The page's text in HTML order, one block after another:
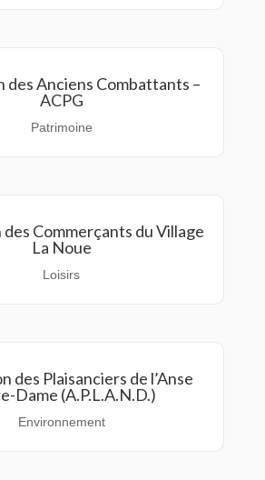
des Anciens Combattants –
ACPG
Patrimoine
Commerçants du Village
La Noue
Loisirs
des Plaisanciers de l’Anse
Dame (A.P.L.A.N.D.)
Environnement